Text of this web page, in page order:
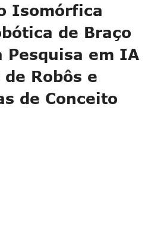
Isomórfica
de Braço
Pesquisa em IA
Robôs e
de Conceito